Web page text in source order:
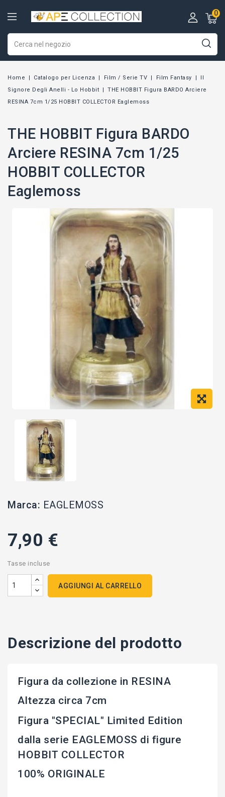
0
Home Catalogo per Licenza Film / Serie TV Film Fantasy
Il
Signore Degli Anelli - Lo Hobbit
THE HOBBIT Figura BARDO Arciere
RESINA 7cm 1/25 HOBBIT COLLECTOR Eaglemoss
THE HOBBIT Figura BARDO
Arciere RESINA 7cm 1/25
HOBBIT COLLECTOR
Eaglemoss
Marca: EAGLEMOSS
7,90 €
Tasse incluse
AGGIUNGI AL CARRELLO
Descrizione del prodotto
Figura da collezione in RESINA
Altezza circa 7cm
Figura "SPECIAL" Limited Edition
dalla serie EAGLEMOSS di figure
HOBBIT COLLECTOR
100% ORIGINALE